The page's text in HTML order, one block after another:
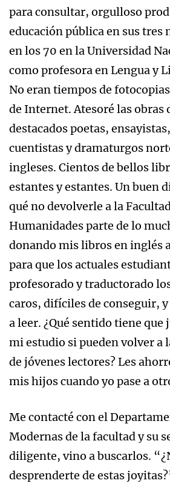
para consultar, orgulloso
educación pública en sus tres
en los 70 en la Universidad
como profesora en Lengua y
No eran tiempos de
de Internet. Atesoré las obras
destacados poetas,
cuentistas y dramaturgos
ingleses. Cientos de bellos
estantes y estantes. Un buen
qué no devolverle a la
Humanidades parte de lo
donando mis libros en inglés
para que los actuales
profesorado y traductorado
caros, difíciles de conseguir,
a leer. ¿Qué sentido tiene
mi estudio si pueden volver a
de jóvenes lectores? Les
mis hijos cuando yo pase a
Me contacté con el
Modernas de la facultad y su
diligente, vino a buscarlos.
desprenderte de estas